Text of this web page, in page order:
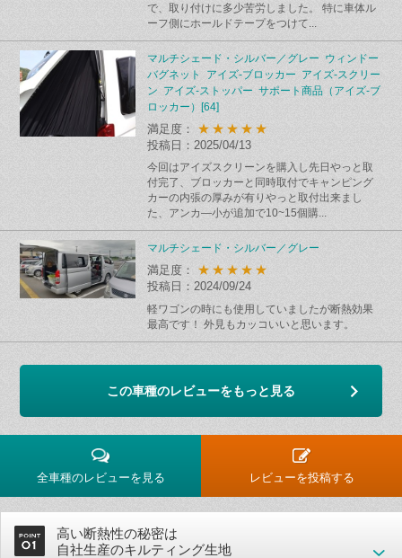
で、取り付けに多少苦労しました。 特に車体ル
ーフ側にホールドテープをつけて...
マルチシェード・シルバー／グレー ウィンドー
バグネット アイズ-ブロッカー アイズ-スクリー
ン アイズ-ストッパー サポート商品（アイズ-ブ
ロッカー）[64]
満足度： ★★★★★
投稿日：2025/04/13
今回はアイズスクリーンを購入し先日やっと取
付完了、ブロッカーと同時取付でキャンピング
カーの内張の厚みが有りやっと取付出来まし
た、アンカ―小が追加で10~15個購...
マルチシェード・シルバー／グレー
満足度： ★★★★★
投稿日：2024/09/24
軽ワゴンの時にも使用していましたが断熱効果
最高です！ 外見もカッコいいと思います。
この車種のレビューをもっと見る
全車種のレビューを見る レビューを投稿する
高い断熱性の秘密は
自社生産のキルティング生地